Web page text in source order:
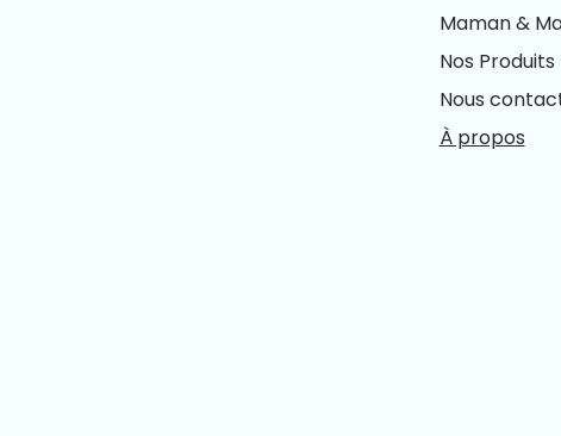
Maman &
Nos Produits
Nous
À propos